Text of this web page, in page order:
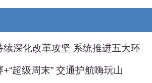
续深化改革攻坚 系统推进五大环
超级周末” 交通护航嗨玩山